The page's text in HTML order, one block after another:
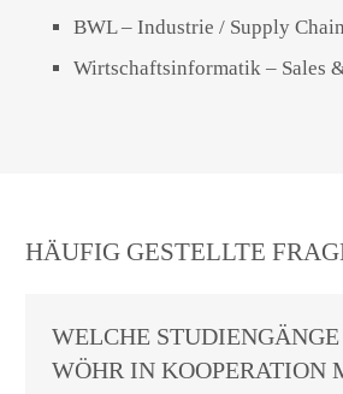
BWL – Industrie / Supply
Wirtschaftsinformatik – Sales
HÄUFIG GESTELLTE
WELCHE
WÖHR IN KOOPERATION